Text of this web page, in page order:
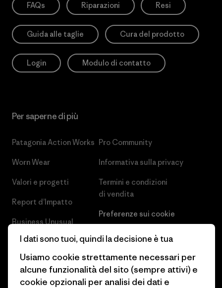
FAQs Riparazioni Resi
Guida alle taglie Cura del prodotto
Login Modulo di contatto
Per saperne di più
Patagonia Action Works
Worn Wear
Valori e progetti
Report d’Impatto
Business Unusual
Obiettivi climatici
1% For The Planet
Come finanziamo
Pro Community
Informativa sulla privacy
Termini e condizioni
di vendita
Preferenze sui cookie
Lavora con noi
Stampa e media
Industry program
I dati sono tuoi, quindi la decisione è tua
Usiamo cookie strettamente necessari per
alcune funzionalità del sito (sempre attivi) e
cookie opzionali per analisi dei dati e